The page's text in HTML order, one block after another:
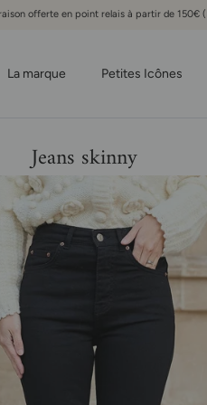
offerte en point relais à partir de 150€
La marque Petites Icônes
Jeans skinny